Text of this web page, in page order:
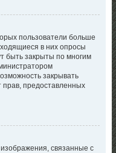
пользователи больше
в них опросы
быть закрыты по многим
закрывать
прав, предоставленных
связанные с